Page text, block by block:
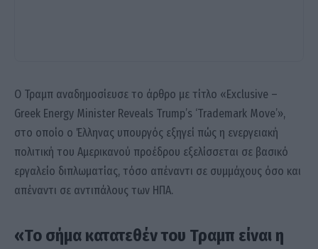
Ο Τραμπ αναδημοσίευσε το άρθρο με τίτλο «Exclusive –
Greek Energy Minister Reveals Trump’s ‘Trademark Move’»,
στο οποίο ο Έλληνας υπουργός εξηγεί πώς η ενεργειακή
πολιτική του Αμερικανού προέδρου εξελίσσεται σε βασικό
εργαλείο διπλωματίας, τόσο απέναντι σε συμμάχους όσο και
απέναντι σε αντιπάλους των ΗΠΑ.
«Το σήμα κατατεθέν του Τραμπ είναι η